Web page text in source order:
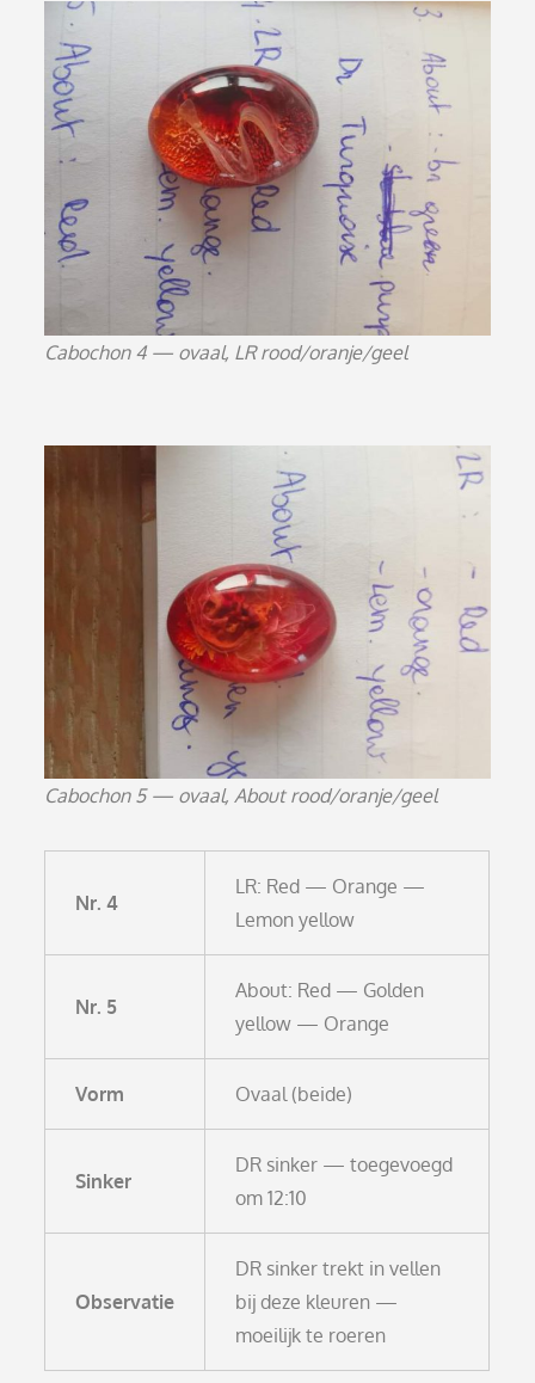
Cabochon 4 — ovaal, LR rood/oranje/geel
Cabochon 5 — ovaal, About rood/oranje/geel
Nr. 4
LR: Red — Orange —
Lemon yellow
Nr. 5
About: Red — Golden
yellow — Orange
Vorm Ovaal (beide)
Sinker
DR sinker — toegevoegd
om 12:10
Observatie
DR sinker trekt in vellen
bij deze kleuren —
moeilijk te roeren